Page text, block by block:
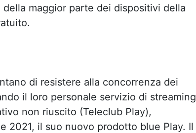
maggior parte dei dispositivi della
di resistere alla concorrenza dei
il loro personale servizio di streaming
non riuscito (Teleclub Play),
2021, il suo nuovo prodotto blue Play. Il